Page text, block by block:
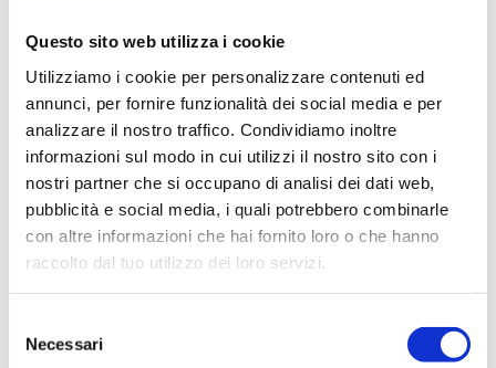
Questo sito web utilizza i cookie
Utilizziamo i cookie per personalizzare contenuti ed
annunci, per fornire funzionalità dei social media e per
analizzare il nostro traffico. Condividiamo inoltre
informazioni sul modo in cui utilizzi il nostro sito con i
nostri partner che si occupano di analisi dei dati web,
pubblicità e social media, i quali potrebbero combinarle
con altre informazioni che hai fornito loro o che hanno
raccolto dal tuo utilizzo dei loro servizi.
delNecessari
Scarica il catalogo
Scarica Valori Nutrizionali
Contattaci
Calcolatore peso ideale